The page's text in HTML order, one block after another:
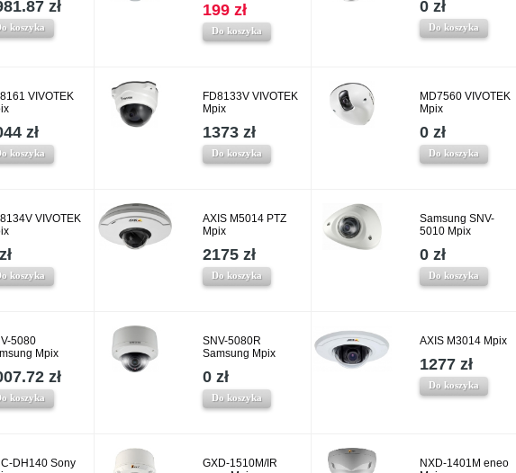
zł
koszyka
199 zł
Do koszyka
0 zł
Do koszyka
VIVOTEK
zł
koszyka
FD8133V VIVOTEK
Mpix
1373 zł
Do koszyka
MD7560 VIVOTEK
Mpix
0 zł
Do koszyka
VIVOTEK
koszyka
AXIS M5014 PTZ
Mpix
2175 zł
Do koszyka
Samsung SNV-
5010 Mpix
0 zł
Do koszyka
5080
Mpix
zł
koszyka
SNV-5080R
Samsung Mpix
0 zł
Do koszyka
AXIS M3014 Mpix
1277 zł
Do koszyka
DH140 Sony
GXD-1510M/IR
NXD-1401M eneo